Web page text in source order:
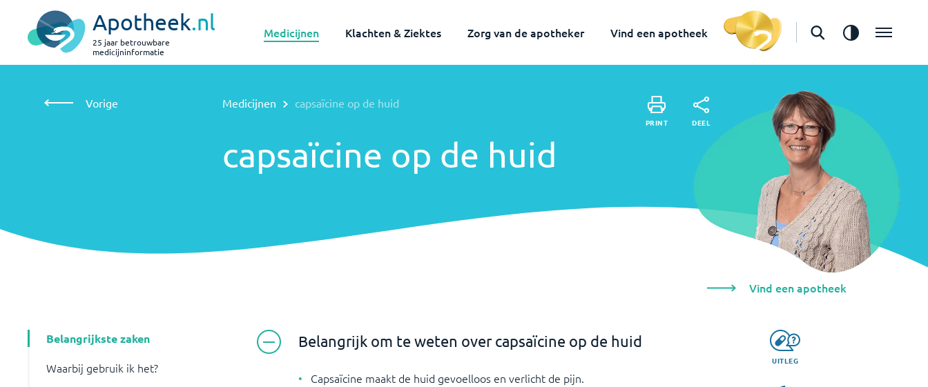
Apotheek.nl
25 jaar betrouwbare
medicijninformatie
Medicijnen Klachten & Ziektes Zorg van de apotheker Vind een apotheek Vind een apotheek
Vorige Medicijnen capsaïcine op de huid
capsaïcine op de huid
PRINT DEEL
Vind een apotheek
Belangrijkste zaken
Waarbij gebruik ik het?
UITLEG
Belangrijk om te weten over capsaïcine op de huid
Capsaïcine maakt de huid gevoelloos en verlicht de pijn.